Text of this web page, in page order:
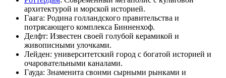
архитектурой и морской историей.
Гаага: Родина голландского правительства и
потрясающего комплекса Бинненхоф.
Делфт: Известен своей голубой керамикой и
живописными улочками.
Лейден: университетский город с богатой историей и
очаровательными каналами.
Гауда: Знаменита своими сырными рынками и